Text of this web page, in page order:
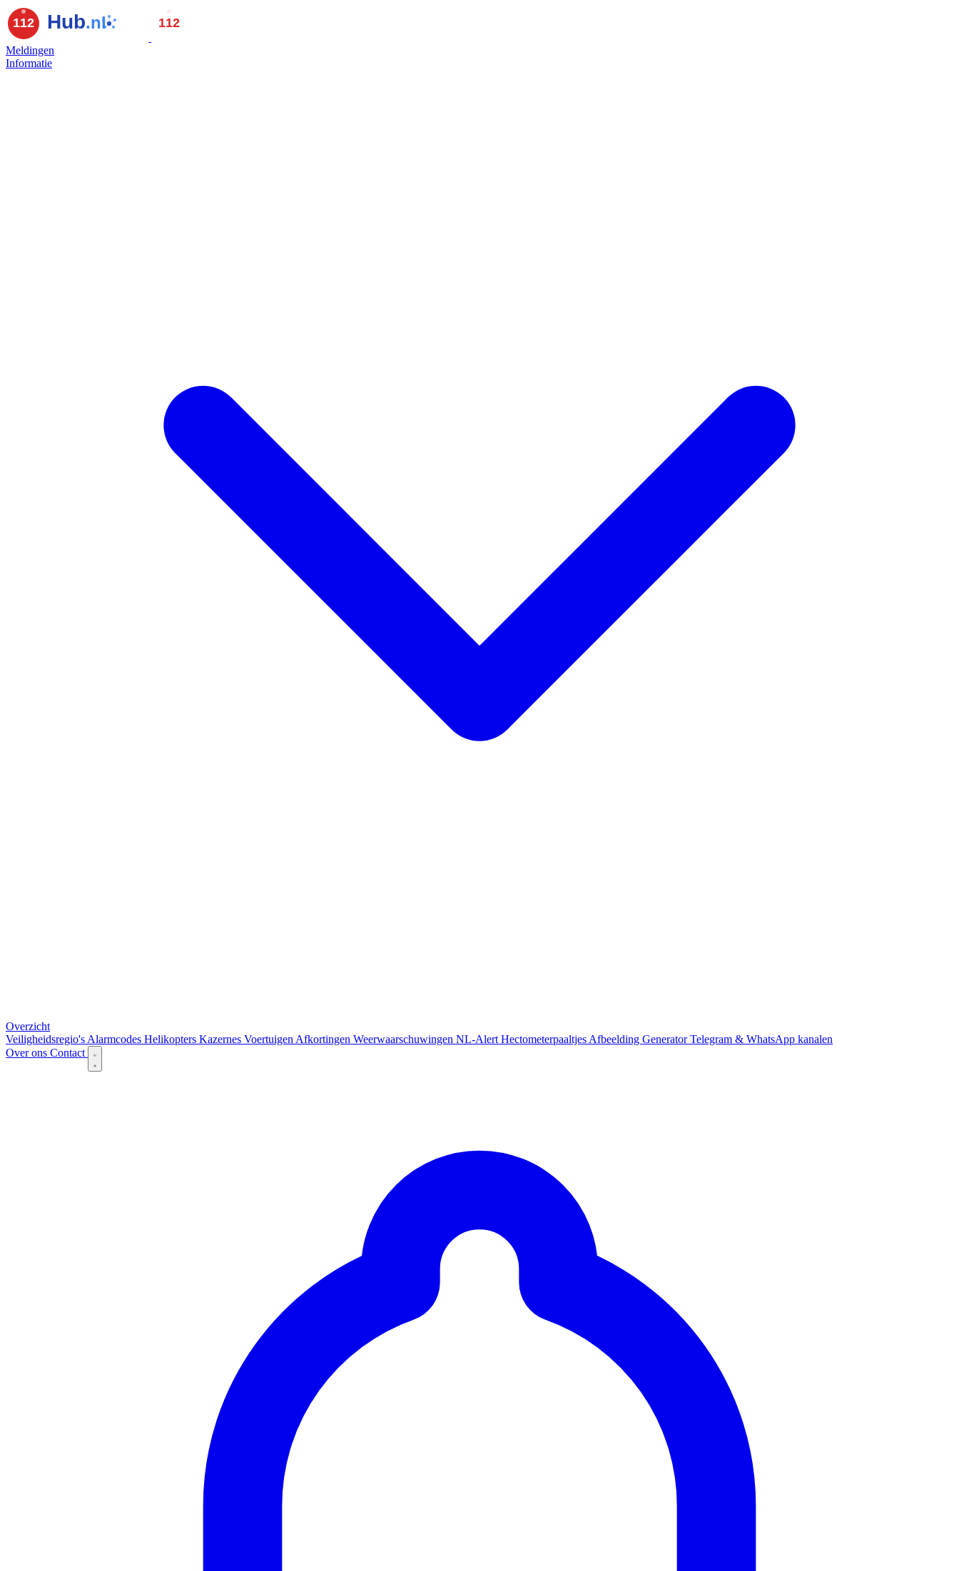
Meldingen
Informatie
Overzicht
Veiligheidsregio's Alarmcodes Helikopters Kazernes Voertuigen Afkortingen Weerwaarschuwingen NL-Alert Hectometerpaaltjes Afbeelding GeneratorTelegram & WhatsApp kanalen
Over ons Contact